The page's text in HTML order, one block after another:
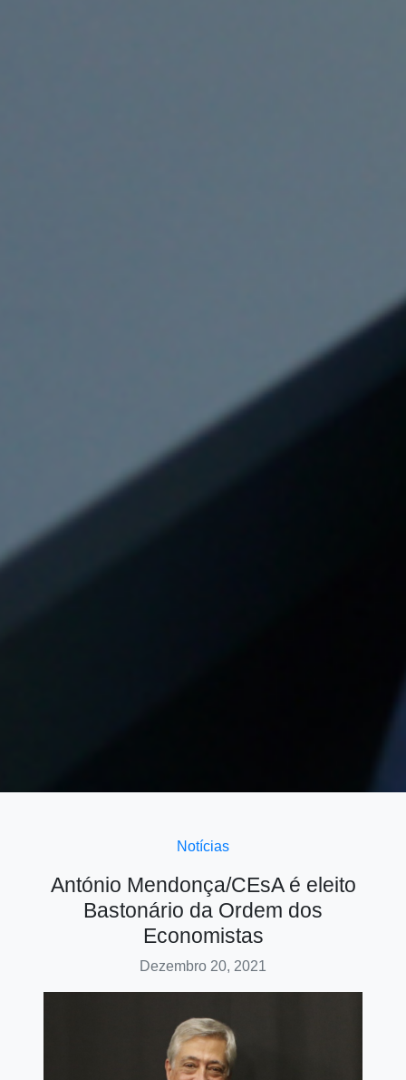
Notícias
António Mendonça/CEsA é eleito
Bastonário da Ordem dos
Economistas
Dezembro 20, 2021